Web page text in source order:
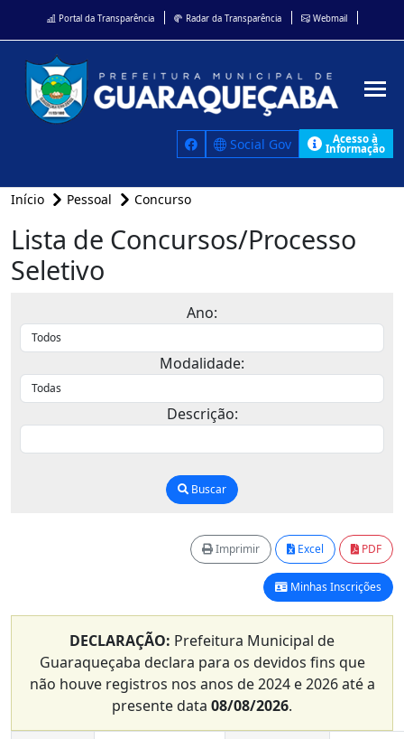
Portal da Transparência Radar da Transparência Webmail
Social Gov Acesso à
Informação
Início Pessoal Concurso
Lista de Concursos/Processo
Seletivo
Ano:
Modalidade:
Descrição:
Buscar
Imprimir Excel PDF
Minhas Inscrições
DECLARAÇÃO: Prefeitura Municipal de
Guaraqueçaba declara para os devidos fins que
não houve registros nos anos de 2024 e 2026 até a
presente data 08/08/2026.